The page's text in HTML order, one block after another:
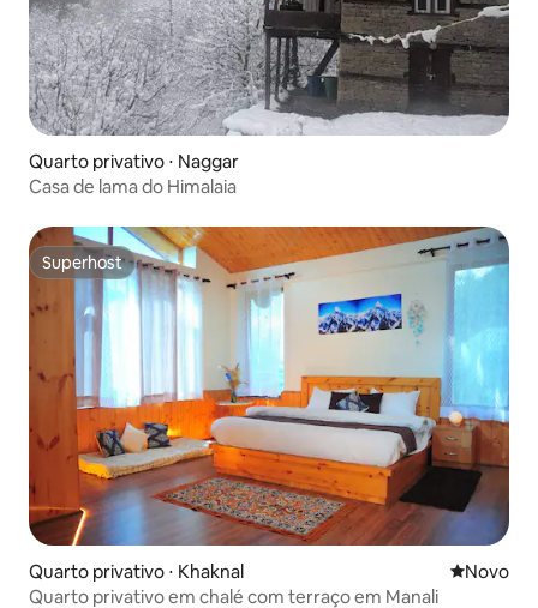
Quarto privativo ⋅ Naggar
Casa de lama do Himalaia
Superhost
Superhost
Quarto privativo ⋅ Khaknal Novo
Novo
Quarto privativo em chalé com terraço em Manali